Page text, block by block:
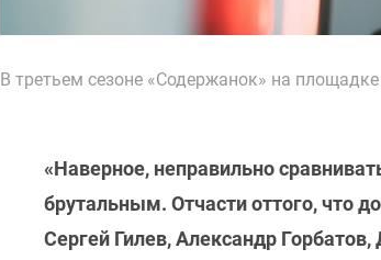
В третьем сезоне «Содержанок» на
«Наверное, неправильно
брутальным. Отчасти оттого, что
Сергей Гилев, Александр